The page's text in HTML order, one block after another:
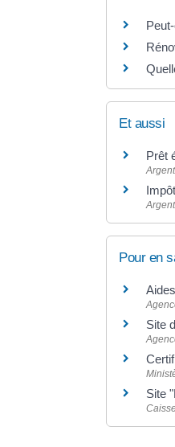
Et aussi
Prêt
Pour en
Site
Site